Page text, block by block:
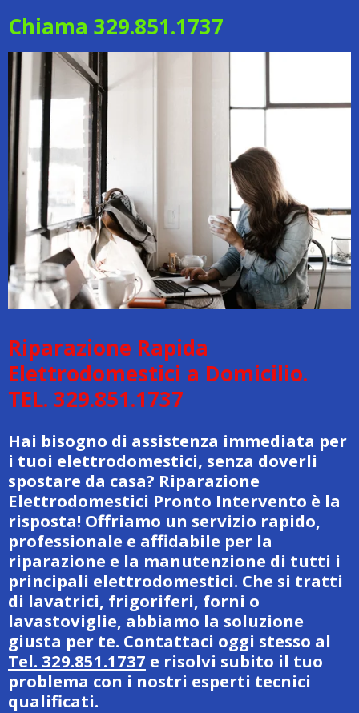
Chiama 329.851.1737
Riparazione Rapida
Elettrodomestici a Domicilio.
TEL. 329.851.1737
Hai bisogno di assistenza immediata per
i tuoi elettrodomestici, senza doverli
spostare da casa? Riparazione
Elettrodomestici Pronto Intervento è la
risposta! Offriamo un servizio rapido,
professionale e affidabile per la
riparazione e la manutenzione di tutti i
principali elettrodomestici. Che si tratti
di lavatrici, frigoriferi, forni o
lavastoviglie, abbiamo la soluzione
giusta per te. Contattaci oggi stesso al
Tel. 329.851.1737 e risolvi subito il tuo
problema con i nostri esperti tecnici
qualificati.